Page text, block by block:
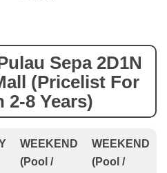
Sepa 2D1N
(Pricelist For
2-8 Years)
WEEKEND
(Pool /
WEEKEND
(Pool /